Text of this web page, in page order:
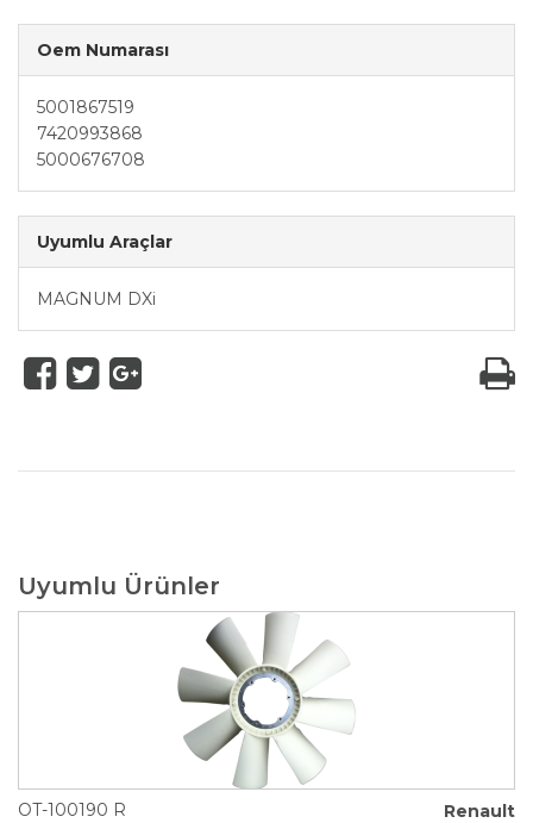
Oem Numarası
5001867519
7420993868
5000676708
Uyumlu Araçlar
MAGNUM DXi
Uyumlu Ürünler
OT-100190 R Renault